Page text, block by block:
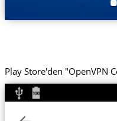
Play Store'den "OpenVPN